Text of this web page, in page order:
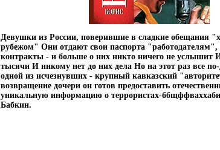
Девушки из России, поверившие в сладкие обещания
рубежом" Они отдают свои паспорта
контракты - и больше о них никто ничего не услышит
тысячи И никому нет до них дела Но на этот раз все
одной из исчезнувших - крупный кавказский
возвращение дочери он готов предоставить
уникальную информацию о террористах-
Бабкин.